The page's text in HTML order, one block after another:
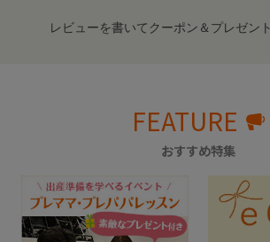
レビューを書いてクーポン＆プレゼン
FEATURE
おすすめ特集